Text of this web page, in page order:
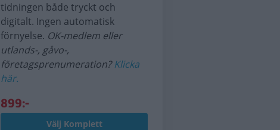
tidningen både tryckt och
digitalt. Ingen automatisk
förnyelse. OK-medlem eller
utlands-, gåvo-,
företagsprenumeration?Klicka
här.
899:-
Välj Komplett